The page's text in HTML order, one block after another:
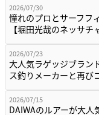
2026/07/30
憧れのプロとサーフフ
【堀田光哉のネッサ
2026/07/23
大人気ラゲッジブラン
ス釣りメーカーと再び
2026/07/15
DAIWAのルアーが大